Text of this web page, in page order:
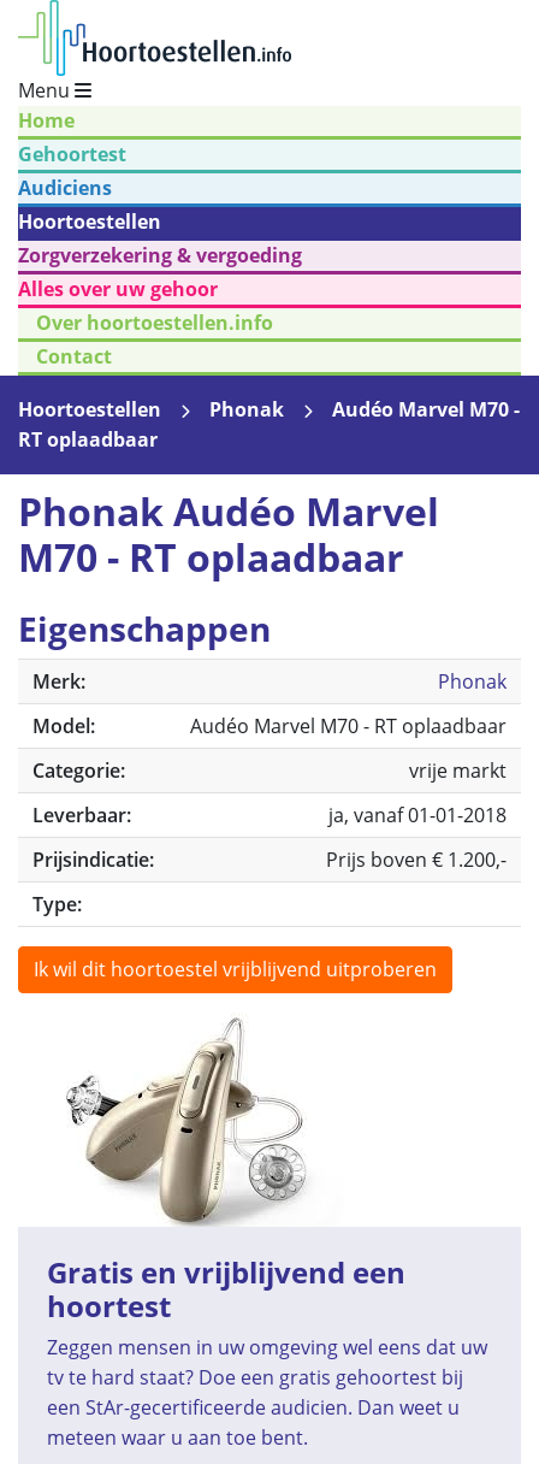
Menu
Home
Gehoortest
Audiciens
Hoortoestellen
Zorgverzekering & vergoeding
Alles over uw gehoor
Over hoortoestellen.info
Contact
Hoortoestellen
Phonak
Audéo Marvel M70 -
RT oplaadbaar
Phonak Audéo Marvel
M70 - RT oplaadbaar
Eigenschappen
Merk:
Phonak
Model:
Audéo Marvel M70 - RT oplaadbaar
Categorie:
vrije markt
Leverbaar:
ja, vanaf 01-01-2018
Prijsindicatie:
Prijs boven € 1.200,-
Type:
Ik wil dit hoortoestel vrijblijvend uitproberen
Gratis en vrijblijvend een
hoortest
Zeggen mensen in uw omgeving wel eens dat uw
tv te hard staat? Doe een gratis gehoortest bij
een StAr-gecertificeerde audicien. Dan weet u
meteen waar u aan toe bent.